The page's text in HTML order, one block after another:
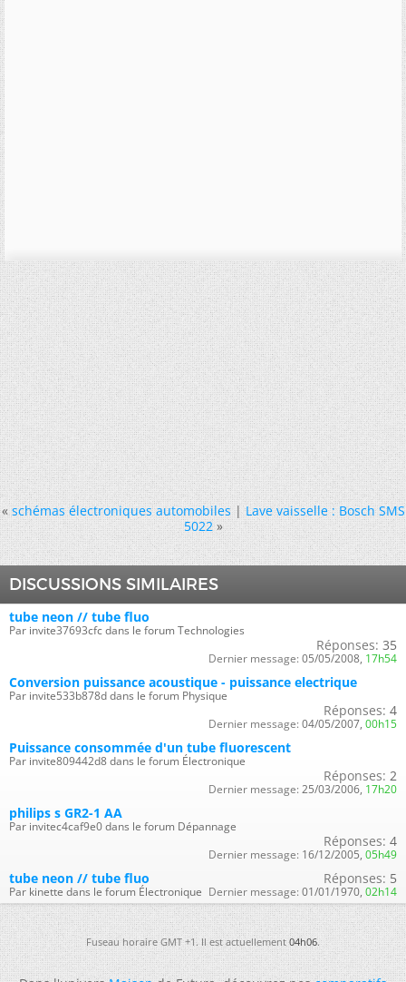
« schémas électroniques automobiles|Lave vaisselle : Bosch SMS
5022 »
DISCUSSIONS SIMILAIRES
tube neon // tube fluo
Par invite37693cfc dans le forum Technologies
Réponses: 35
Dernier message: 05/05/2008, 17h54
Conversion puissance acoustique - puissance electrique
Par invite533b878d dans le forum Physique
Réponses: 4
Dernier message: 04/05/2007, 00h15
Puissance consommée d'un tube fluorescent
Par invite809442d8 dans le forum Électronique
Réponses: 2
Dernier message: 25/03/2006, 17h20
philips s GR2-1 AA
Par invitec4caf9e0 dans le forum Dépannage
Réponses: 4
Dernier message: 16/12/2005, 05h49
tube neon // tube fluo
Par kinette dans le forum Électronique
Réponses: 5
Dernier message: 01/01/1970, 02h14
Fuseau horaire GMT +1. Il est actuellement04h06.